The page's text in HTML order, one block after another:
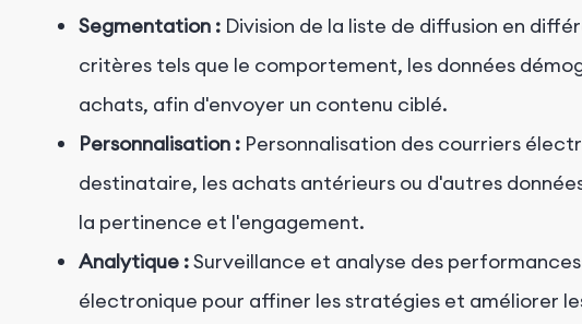
Segmentation : Division de la liste de diffusion en
critères tels que le comportement, les données
achats, afin d'envoyer un contenu ciblé.
Personnalisation : Personnalisation des courriers
destinataire, les achats antérieurs ou d'autres
la pertinence et l'engagement.
Analytique :Surveillance et analyse des
électronique pour affiner les stratégies et améliorer